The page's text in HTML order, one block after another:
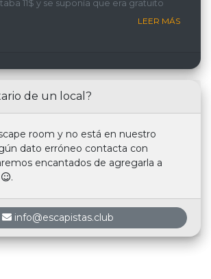
11$ y se suponía que era gratuito
LEER MÁS
de un local?
room y no está en nuestro
dato erróneo contacta con
encantados de agregarla a
.
info@escapistas.club